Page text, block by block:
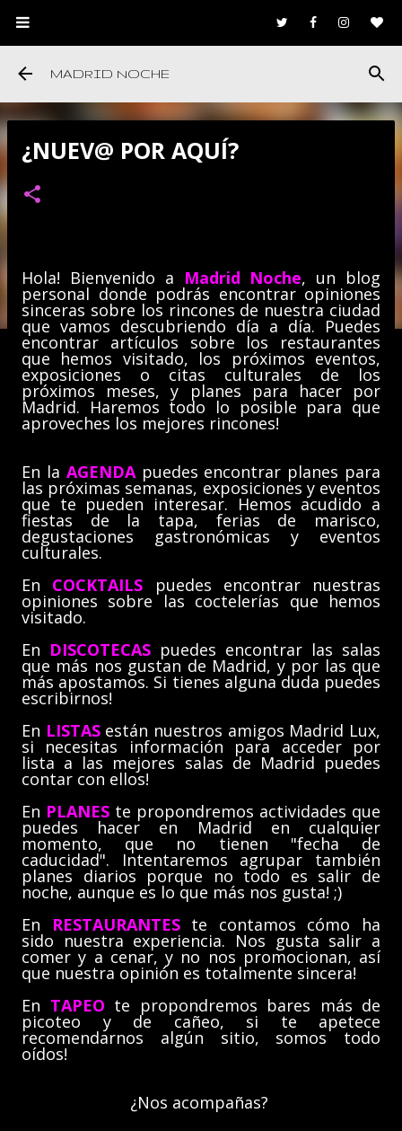
Ir al contenido principal
MADRID NOCHE
¿NUEV@ POR AQUÍ?
Hola! Bienvenido a Madrid Noche, un blog
personal donde podrás encontrar opiniones
sinceras sobre los rincones de nuestra ciudad
que vamos descubriendo día a día. Puedes
encontrar artículos sobre los restaurantes
que hemos visitado, los próximos eventos,
exposiciones o citas culturales de los
próximos meses, y planes para hacer por
Madrid. Haremos todo lo posible para que
aproveches los mejores rincones!
En la AGENDApuedes encontrar planes para
las próximas semanas, exposiciones y eventos
que te pueden interesar. Hemos acudido a
fiestas de la tapa, ferias de marisco,
degustaciones gastronómicas y eventos
culturales.
En COCKTAILS puedes encontrar nuestras
opiniones sobre las coctelerías que hemos
visitado.
En DISCOTECAS puedes encontrar las salas
que más nos gustan de Madrid, y por las que
más apostamos. Si tienes alguna duda puedes
escribirnos!
En LISTASestán nuestros amigos Madrid Lux,
si necesitas información para acceder por
lista a las mejores salas de Madrid puedes
contar con ellos!
En PLANES te propondremos actividades que
puedes hacer en Madrid en cualquier
momento, que no tienen "fecha de
caducidad". Intentaremos agrupar también
planes diarios porque no todo es salir de
noche, aunque es lo que más nos gusta! ;)
En RESTAURANTESte contamos cómo ha
sido nuestra experiencia. Nos gusta salir a
comer y a cenar, y no nos promocionan, así
que nuestra opinión es totalmente sincera!
En TAPEO te propondremos bares más de
picoteo y de cañeo, si te apetece
recomendarnos algún sitio, somos todo
oídos!
¿Nos acompañas?